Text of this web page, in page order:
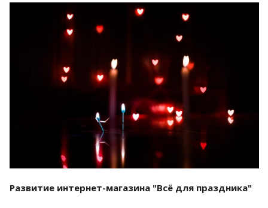
Смотреть проект
Развитие интернет-магазина "Всё для праздника"